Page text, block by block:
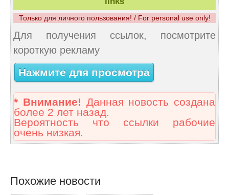
Только для личного пользования! / For personal use only!
Для получения ссылок, посмотрите
короткую рекламу
Нажмите для просмотра
* Внимание! Данная новость создана
более 2 лет назад.
Вероятность что ссылки рабочие
очень низкая.
Похожие новости